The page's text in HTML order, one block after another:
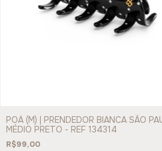
POÁ (M) | PRENDEDOR BIANCA SÃO
MÉDIO PRETO - REF 134314
R$99,00